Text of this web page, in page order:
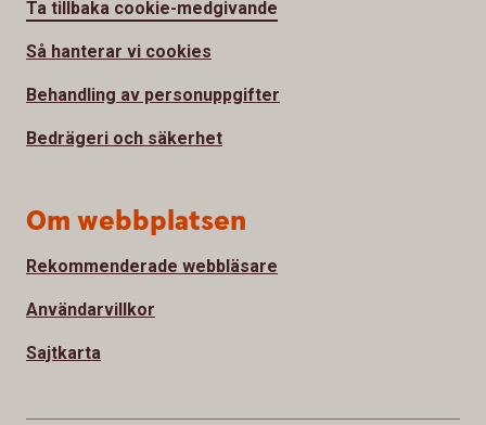
Ta tillbaka cookie-medgivande
Så hanterar vi cookies
Behandling av personuppgifter
Bedrägeri och säkerhet
Om webbplatsen
Rekommenderade webbläsare
Användarvillkor
Sajtkarta